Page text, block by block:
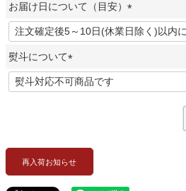
お届け日について（目安）
(
必
)
熨斗について
(
必
再入荷お知らせ